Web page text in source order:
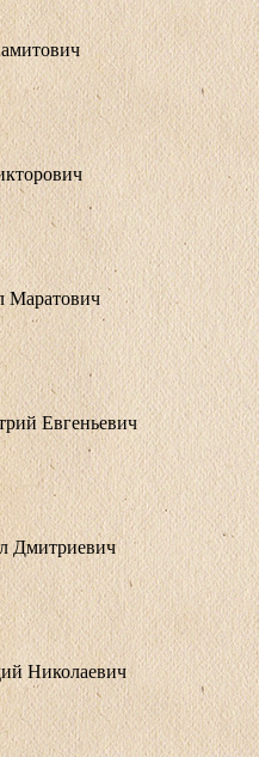
Маратович
Евгеньевич
Дмитриевич
Николаевич